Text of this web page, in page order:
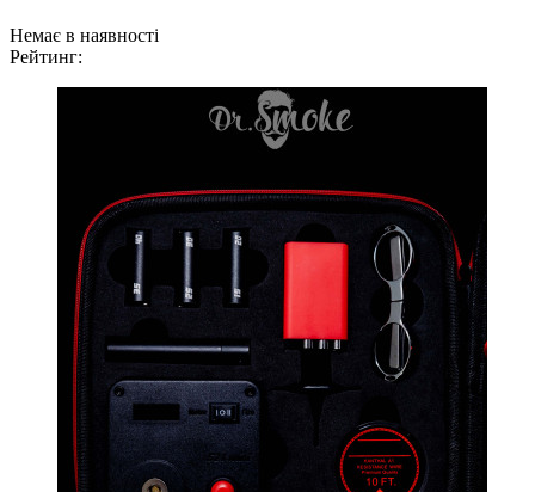
Немає в наявності
Рейтинг: